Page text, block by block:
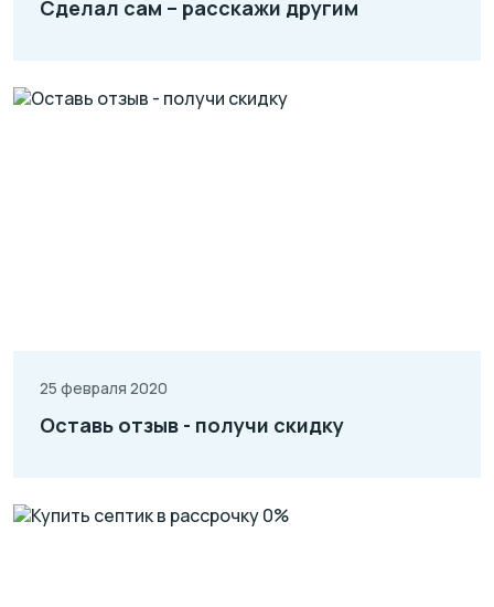
Сделал сам – расскажи другим
25 февраля 2020
Оставь отзыв - получи скидку